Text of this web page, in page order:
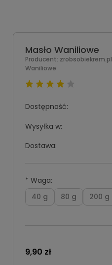
Masło Waniliowe
Producent: zrobsobiekrem.pl
Waniliowe
Dostępność:
Wysyłka w:
Dostawa:
* Waga:
40 g
80 g 200 g
9,90 zł